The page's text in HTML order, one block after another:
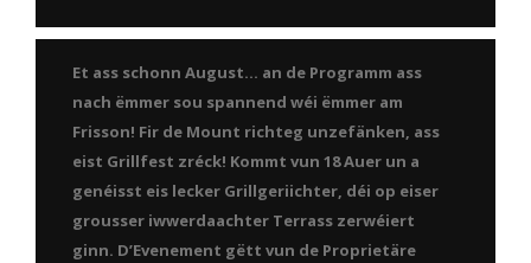
Et ass schonn August… an de Programm ass
nach ëmmer sou spannend wéi ëmmer am
Frisson! Fir de Mount richteg unzefänken, ass
eist Grillfest zréck! Kommt vun 18 Auer un a
genéisst eis lecker Grillgeriichter, déi op eiser
grousser iwwerdaachter Terrass zerwéiert
ginn. D’Evenement gëtt vun de Proprietäre